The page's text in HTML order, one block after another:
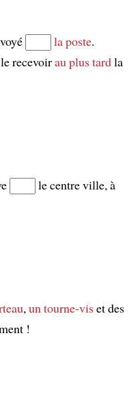
la poste.
recevoirau plus tardla
le centre ville, à
, un tourne-viset des
!